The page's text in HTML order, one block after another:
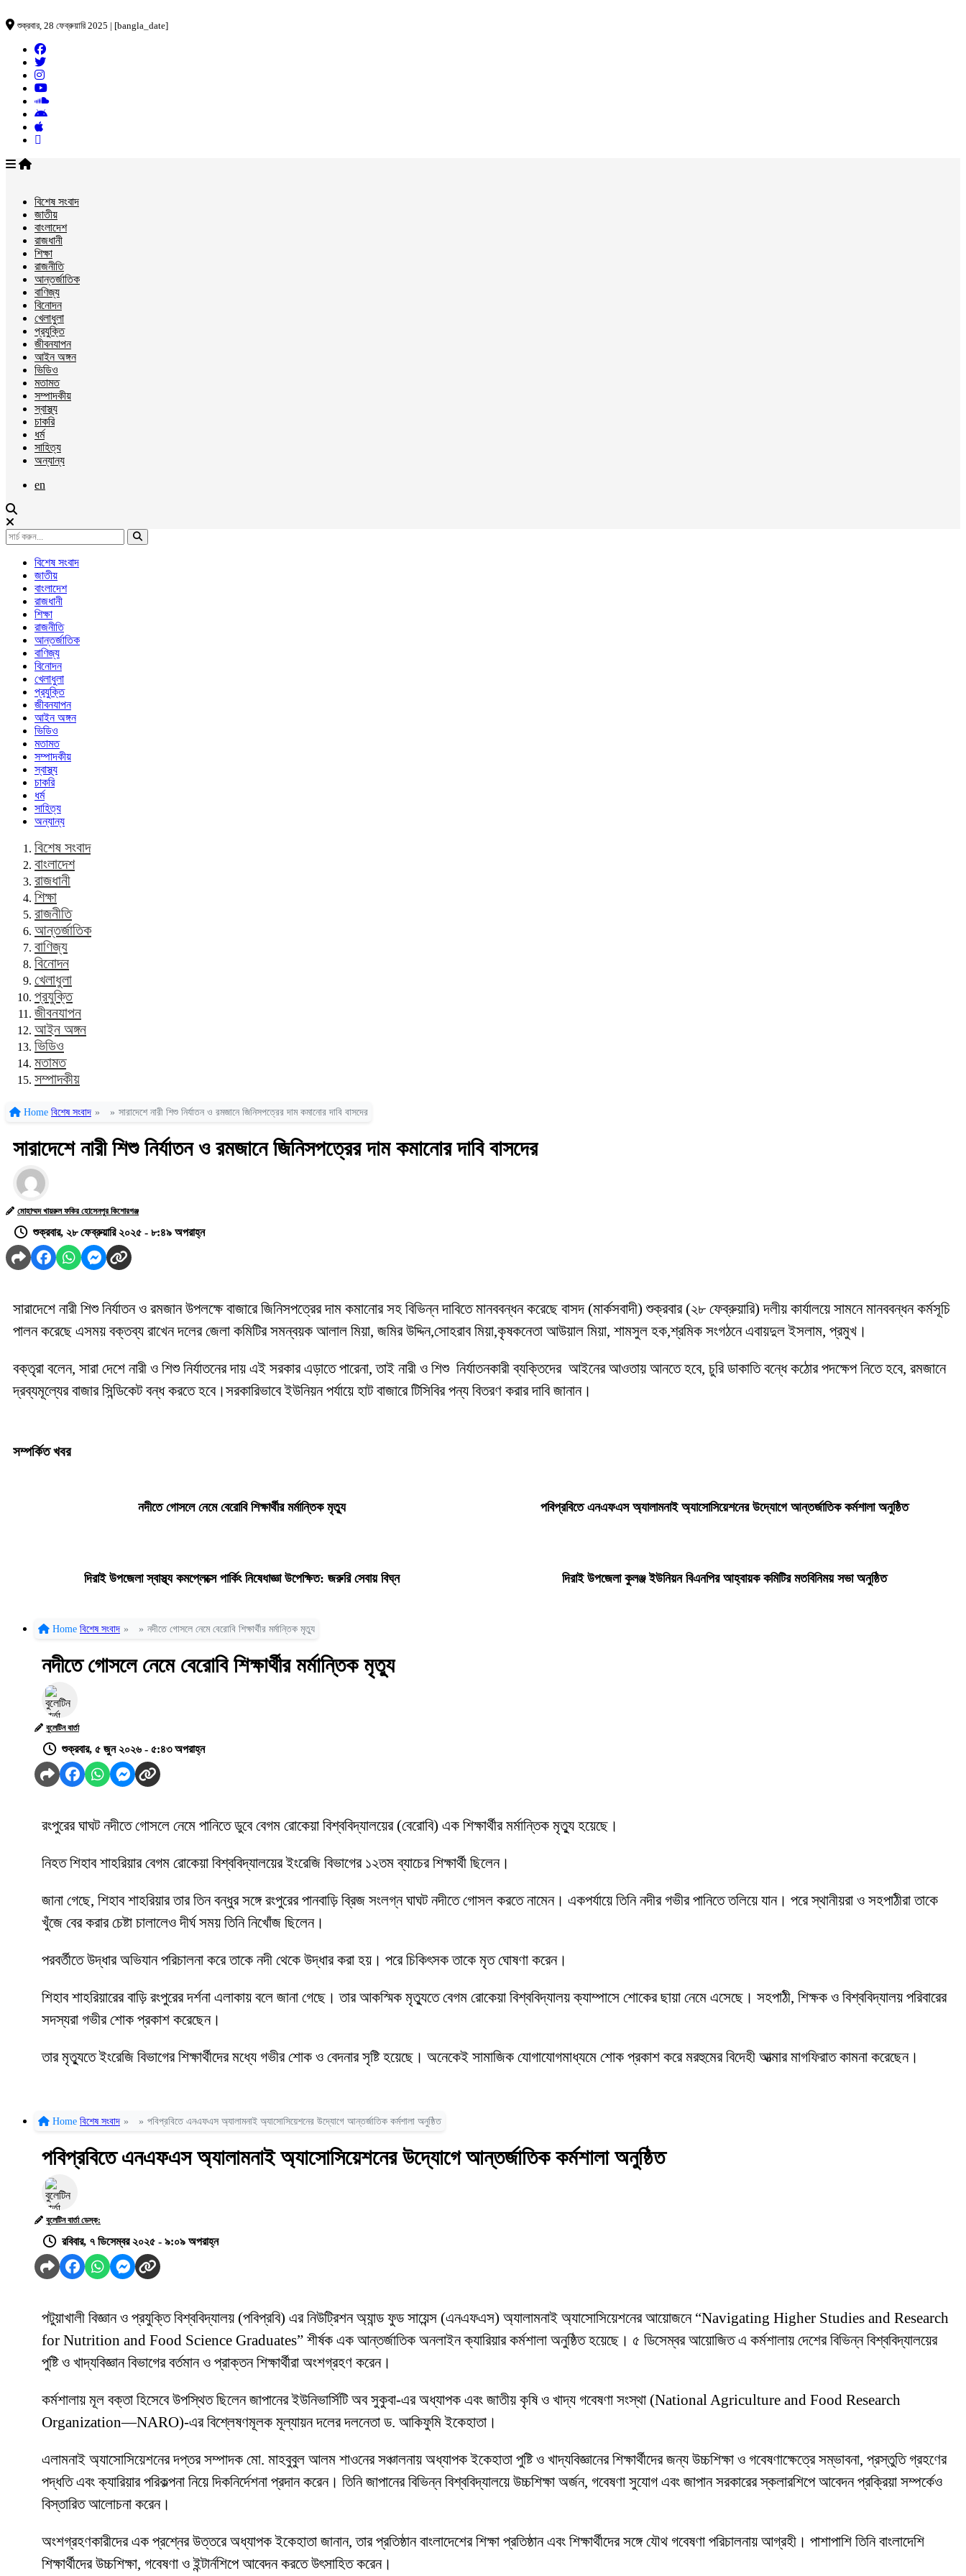
শুক্রবার, 28 ফেব্রুয়ারি 2025 | [bangla_date]
বিশেষ সংবাদ
জাতীয়
বাংলাদেশ
রাজধানী
শিক্ষা
রাজনীতি
আন্তর্জাতিক
বাণিজ্য
বিনোদন
খেলাধুলা
প্রযুক্তি
জীবনযাপন
আইন অঙ্গন
ভিডিও
মতামত
সম্পাদকীয়
স্বাস্থ্য
চাকরি
ধর্ম
সাহিত্য
অন্যান্য
en
বিশেষ সংবাদ
জাতীয়
বাংলাদেশ
রাজধানী
শিক্ষা
রাজনীতি
আন্তর্জাতিক
বাণিজ্য
বিনোদন
খেলাধুলা
প্রযুক্তি
জীবনযাপন
আইন অঙ্গন
ভিডিও
মতামত
সম্পাদকীয়
স্বাস্থ্য
চাকরি
ধর্ম
সাহিত্য
অন্যান্য
বিশেষ সংবাদ
বাংলাদেশ
রাজধানী
শিক্ষা
রাজনীতি
আন্তর্জাতিক
বাণিজ্য
বিনোদন
খেলাধুলা
প্রযুক্তি
জীবনযাপন
আইন অঙ্গন
ভিডিও
মতামত
সম্পাদকীয়
Home বিশেষ সংবাদ » » সারাদেশে নারী শিশু নির্যাতন ও রমজানে জিনিসপত্রের দাম কমানোর দাবি বাসদের
সারাদেশে নারী শিশু নির্যাতন ও রমজানে জিনিসপত্রের দাম কমানোর দাবি বাসদের
মোহাম্মদ খায়রুল ফকির হোসেনপুর কিশোরগঞ্জ
শুক্রবার, ২৮ ফেব্রুয়ারি ২০২৫ - ৮:৪৯ অপরাহ্ন
সারাদেশে নারী শিশু নির্যাতন ও রমজান উপলক্ষে বাজারে জিনিসপত্রের দাম কমানোর সহ বিভিন্ন দাবিতে মানববন্ধন করেছে বাসদ (মার্কসবাদী) শুক্রবার (২৮ ফেব্রুয়ারি) দলীয় কার্যালয়ে সামনে মানববন্ধন কর্মসূচি
পালন করেছে এসময় বক্তব্য রাখেন দলের জেলা কমিটির সমন্বয়ক আলাল মিয়া, জমির উদ্দিন,সোহরাব মিয়া,কৃষকনেতা আউয়াল মিয়া, শামসুল হক,শ্রমিক সংগঠনে এবায়দুল ইসলাম, প্রমুখ।
বক্তৃরা বলেন, সারা দেশে নারী ও শিশু নির্যাতনের দায় এই সরকার এড়াতে পারেনা, তাই নারী ও শিশু নির্যাতনকারী ব্যক্তিদের আইনের আওতায় আনতে হবে, চুরি ডাকাতি বন্ধে কঠোর পদক্ষেপ নিতে হবে, রমজানে
দ্রব্যমূল্যের বাজার সিন্ডিকেট বন্ধ করতে হবে।সরকারিভাবে ইউনিয়ন পর্যায়ে হাট বাজারে টিসিবির পন্য বিতরণ করার দাবি জানান।
সম্পর্কিত খবর
নদীতে গোসলে নেমে বেরোবি শিক্ষার্থীর মর্মান্তিক মৃত্যু পবিপ্রবিতে এনএফএস অ্যালামনাই অ্যাসোসিয়েশনের উদ্যোগে আন্তর্জাতিক কর্মশালা অনুষ্ঠিত
দিরাই উপজেলা স্বাস্থ্য কমপ্লেক্সে পার্কিং নিষেধাজ্ঞা উপেক্ষিত: জরুরি সেবায় বিঘ্ন দিরাই উপজেলা কুলঞ্জ ইউনিয়ন বিএনপির আহ্বায়ক কমিটির মতবিনিময় সভা অনুষ্ঠিত
Home বিশেষ সংবাদ » » নদীতে গোসলে নেমে বেরোবি শিক্ষার্থীর মর্মান্তিক মৃত্যু
নদীতে গোসলে নেমে বেরোবি শিক্ষার্থীর মর্মান্তিক মৃত্যু
বুলেটিন বার্তা
শুক্রবার, ৫ জুন ২০২৬ - ৫:৪৩ অপরাহ্ন
রংপুরের ঘাঘট নদীতে গোসলে নেমে পানিতে ডুবে বেগম রোকেয়া বিশ্ববিদ্যালয়ের (বেরোবি) এক শিক্ষার্থীর মর্মান্তিক মৃত্যু হয়েছে।
নিহত শিহাব শাহরিয়ার বেগম রোকেয়া বিশ্ববিদ্যালয়ের ইংরেজি বিভাগের ১২তম ব্যাচের শিক্ষার্থী ছিলেন।
জানা গেছে, শিহাব শাহরিয়ার তার তিন বন্ধুর সঙ্গে রংপুরের পানবাড়ি ব্রিজ সংলগ্ন ঘাঘট নদীতে গোসল করতে নামেন। একপর্যায়ে তিনি নদীর গভীর পানিতে তলিয়ে যান। পরে স্থানীয়রা ও সহপাঠীরা তাকে
খুঁজে বের করার চেষ্টা চালালেও দীর্ঘ সময় তিনি নিখোঁজ ছিলেন।
পরবর্তীতে উদ্ধার অভিযান পরিচালনা করে তাকে নদী থেকে উদ্ধার করা হয়। পরে চিকিৎসক তাকে মৃত ঘোষণা করেন।
শিহাব শাহরিয়ারের বাড়ি রংপুরের দর্শনা এলাকায় বলে জানা গেছে। তার আকস্মিক মৃত্যুতে বেগম রোকেয়া বিশ্ববিদ্যালয় ক্যাম্পাসে শোকের ছায়া নেমে এসেছে। সহপাঠী, শিক্ষক ও বিশ্ববিদ্যালয় পরিবারের
সদস্যরা গভীর শোক প্রকাশ করেছেন।
তার মৃত্যুতে ইংরেজি বিভাগের শিক্ষার্থীদের মধ্যে গভীর শোক ও বেদনার সৃষ্টি হয়েছে। অনেকেই সামাজিক যোগাযোগমাধ্যমে শোক প্রকাশ করে মরহুমের বিদেহী আত্মার মাগফিরাত কামনা করেছেন।
Home বিশেষ সংবাদ » » পবিপ্রবিতে এনএফএস অ্যালামনাই অ্যাসোসিয়েশনের উদ্যোগে আন্তর্জাতিক কর্মশালা অনুষ্ঠিত
পবিপ্রবিতে এনএফএস অ্যালামনাই অ্যাসোসিয়েশনের উদ্যোগে আন্তর্জাতিক কর্মশালা অনুষ্ঠিত
বুলেটিন বার্তা ডেস্ক:
রবিবার, ৭ ডিসেম্বর ২০২৫ - ৯:০৯ অপরাহ্ন
পটুয়াখালী বিজ্ঞান ও প্রযুক্তি বিশ্ববিদ্যালয় (পবিপ্রবি) এর নিউট্রিশন অ্যান্ড ফুড সায়েন্স (এনএফএস) অ্যালামনাই অ্যাসোসিয়েশনের আয়োজনে “Navigating Higher Studies and Research
for Nutrition and Food Science Graduates” শীর্ষক এক আন্তর্জাতিক অনলাইন ক্যারিয়ার কর্মশালা অনুষ্ঠিত হয়েছে। ৫ ডিসেম্বর আয়োজিত এ কর্মশালায় দেশের বিভিন্ন বিশ্ববিদ্যালয়ের
পুষ্টি ও খাদ্যবিজ্ঞান বিভাগের বর্তমান ও প্রাক্তন শিক্ষার্থীরা অংশগ্রহণ করেন।
কর্মশালায় মূল বক্তা হিসেবে উপস্থিত ছিলেন জাপানের ইউনিভার্সিটি অব সুকুবা-এর অধ্যাপক এবং জাতীয় কৃষি ও খাদ্য গবেষণা সংস্থা (National Agriculture and Food Research
Organization—NARO)-এর বিশ্লেষণমূলক মূল্যায়ন দলের দলনেতা ড. আকিফুমি ইকেহাতা।
এলামনাই অ্যাসোসিয়েশনের দপ্তর সম্পাদক মো. মাহবুবুল আলম শাওনের সঞ্চালনায় অধ্যাপক ইকেহাতা পুষ্টি ও খাদ্যবিজ্ঞানের শিক্ষার্থীদের জন্য উচ্চশিক্ষা ও গবেষণাক্ষেত্রে সম্ভাবনা, প্রস্তুতি গ্রহণের
পদ্ধতি এবং ক্যারিয়ার পরিকল্পনা নিয়ে দিকনির্দেশনা প্রদান করেন। তিনি জাপানের বিভিন্ন বিশ্ববিদ্যালয়ে উচ্চশিক্ষা অর্জন, গবেষণা সুযোগ এবং জাপান সরকারের স্কলারশিপে আবেদন প্রক্রিয়া সম্পর্কেও
বিস্তারিত আলোচনা করেন।
অংশগ্রহণকারীদের এক প্রশ্নের উত্তরে অধ্যাপক ইকেহাতা জানান, তার প্রতিষ্ঠান বাংলাদেশের শিক্ষা প্রতিষ্ঠান এবং শিক্ষার্থীদের সঙ্গে যৌথ গবেষণা পরিচালনায় আগ্রহী। পাশাপাশি তিনি বাংলাদেশি
শিক্ষার্থীদের উচ্চশিক্ষা, গবেষণা ও ইন্টার্নশিপে আবেদন করতে উৎসাহিত করেন।